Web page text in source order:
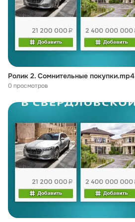
Ролик 2. Сомнительные покупки.mp4
0 просмотров